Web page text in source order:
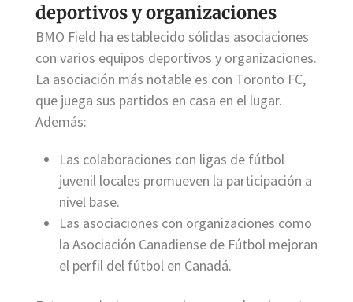
deportivos y organizaciones
BMO Field ha establecido sólidas asociaciones
con varios equipos deportivos y organizaciones.
La asociación más notable es con Toronto FC,
que juega sus partidos en casa en el lugar.
Además:
Las colaboraciones con ligas de fútbol
juvenil locales promueven la participación a
nivel base.
Las asociaciones con organizaciones como
la Asociación Canadiense de Fútbol mejoran
el perfil del fútbol en Canadá.